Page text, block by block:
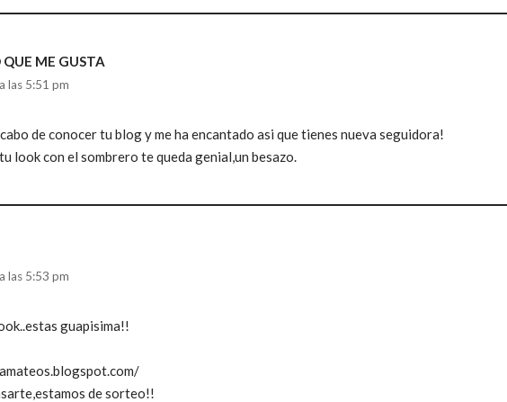
ME GUSTA
las 5:51 pm
de conocer tu blog y me ha encantado asi que tienes nueva seguidora!
look con el sombrero te queda genial,un besazo.
las 5:53 pm
guapisima!!
de sorteo!!